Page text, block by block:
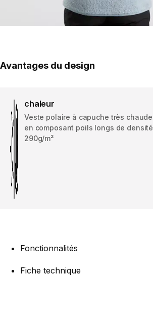
Avantages du design
chaleur
Veste polaire à capuche très chaude
en composant poils longs de densité
290g/m²
Fonctionnalités
Fiche technique